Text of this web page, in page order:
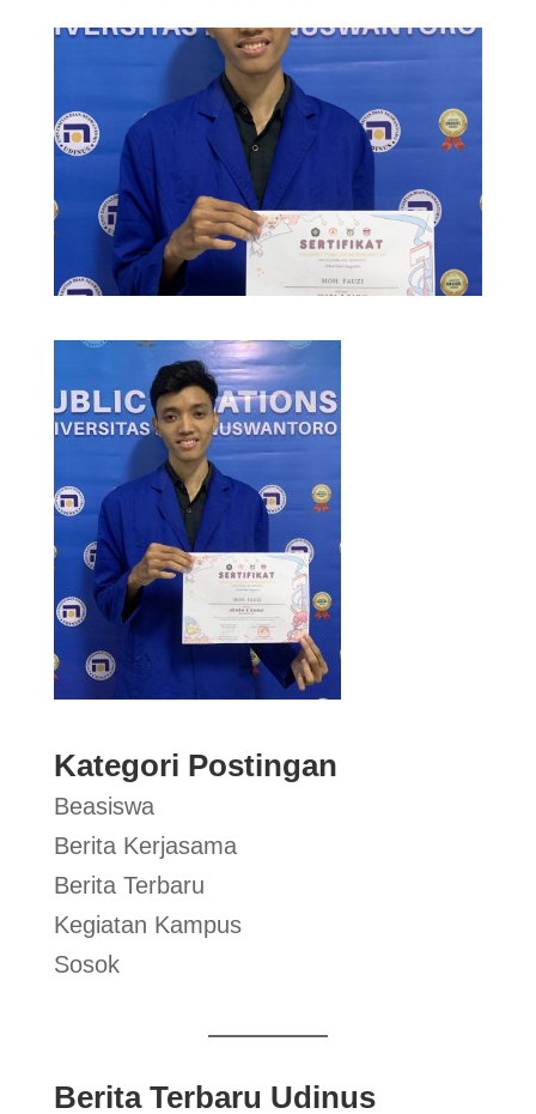
Kategori Postingan
Beasiswa
Berita Kerjasama
Berita Terbaru
Kegiatan Kampus
Sosok
Berita Terbaru Udinus